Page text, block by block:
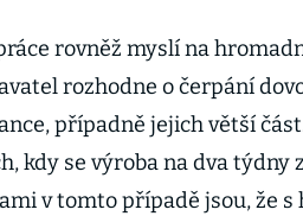
rovněž myslí na
rozhodne o čerpání
případně jejich větší
kdy se výroba na dva týdny
v tomto případě jsou, že